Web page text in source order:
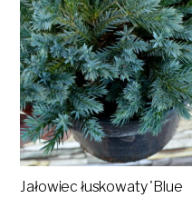
Jałowiec łuskowaty 'Blue